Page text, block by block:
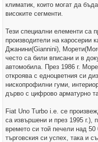
климатик, които могат да
високите сегменти.
Тези специални елементи са
производители на каросерии
Джанини(Giannini),
често са били вписани и в
автомобила. През 1986 г.
откроява с едноцветния си
нископрофилни гуми,
дърво с цифрово арматурно
Fiat Uno Turbo i.e. се
са извършени и през 1995 г.),
времето си той печели над
търговския си успех, така и